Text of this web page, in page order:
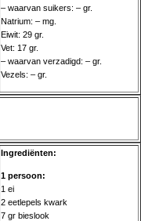
– waarvan suikers: – gr.
Natrium: – mg.
Eiwit: 29 gr.
Vet: 17 gr.
– waarvan verzadigd: – gr.
Vezels: – gr.
Ingrediënten:
1 persoon:
1 ei
2 eetlepels kwark
7 gr bieslook